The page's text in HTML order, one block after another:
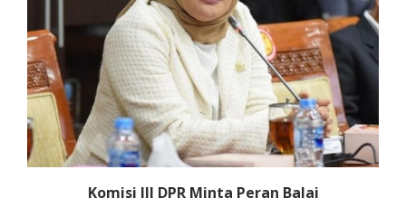
Komisi III DPR Minta Peran Balai